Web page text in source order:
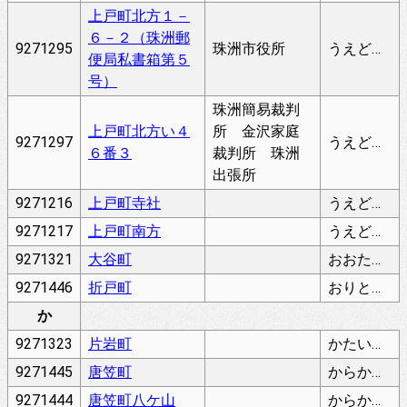
9271295
上戸町北方１－
６－２（珠洲郵
便局私書箱第５
号）
珠洲市役所 うえどまちきたがた
9271297
上戸町北方い４
６番３
珠洲簡易裁判
所 金沢家庭
裁判所 珠洲
出張所
うえどまちきたがた
9271216 上戸町寺社
うえどまちじしゃ
9271217
上戸町南方
うえどまちみなみがた
9271321
大谷町
おおたにまち
9271446
折戸町
おりとまち
か
9271323
片岩町
かたいわまち
9271445
唐笠町
からかさまち
9271444
唐笠町八ケ山 からかさまちはっかやま